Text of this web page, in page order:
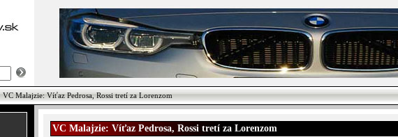
VC Malajzie: Víťaz Pedrosa, Rossi tretí za Lorenzom
VC Malajzie: Víťaz Pedrosa, Rossi tretí za Lorenzom